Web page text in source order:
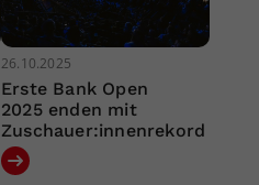
26.10.2025
Erste Bank Open
2025 enden mit
Zuschauer:innenrekord